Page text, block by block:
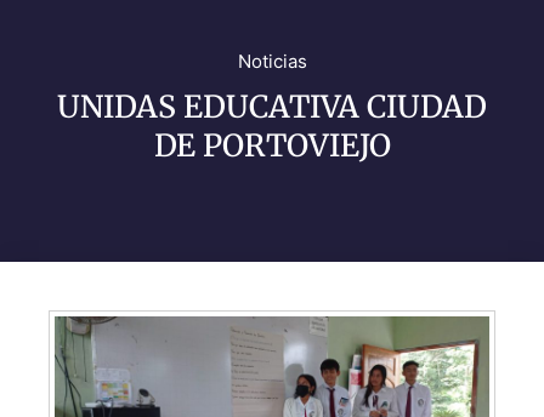
Noticias
UNIDAS EDUCATIVA CIUDAD
DE PORTOVIEJO